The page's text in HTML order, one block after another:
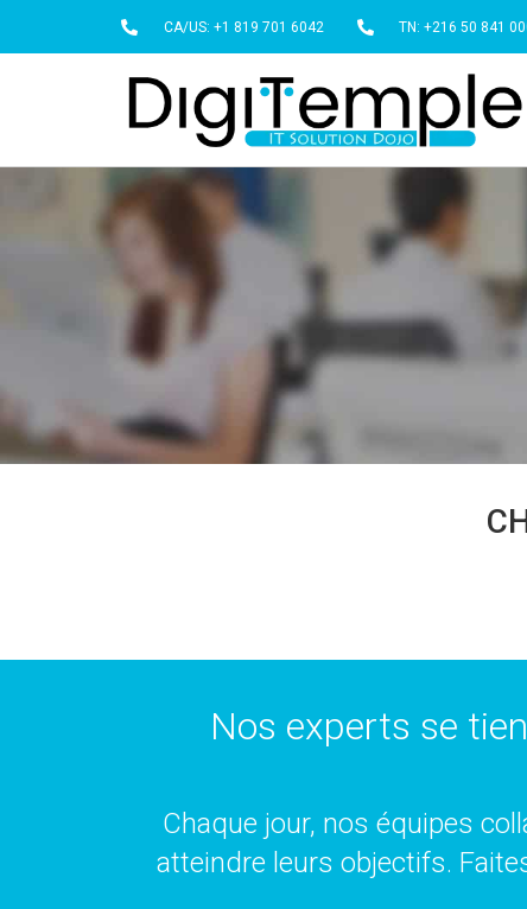
CA/US: +1 819 701 6042 TN: +216 50 841
Nos experts se
Chaque jour, nos équipes
atteindre leurs objectifs.